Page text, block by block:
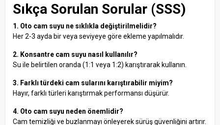
Sıkça Sorulan Sorular (SSS)
1. Oto cam suyu ne sıklıkla değiştirilmelidir?
Her 2-3 ayda bir veya seviyeye göre ekleme yapılmalıdır.
2. Konsantre cam suyu nasıl kullanılır?
Su ile belirtilen oranda (1:1 veya 1:2) karıştırarak kullanın.
3. Farklı türdeki cam sularını karıştırabilir miyim?
Hayır, farklı türleri karıştırmak performansı düşürür.
4. Oto cam suyu neden önemlidir?
Cam temizliği ve buzlanmayı önleyerek sürüş güvenliğini artırır.